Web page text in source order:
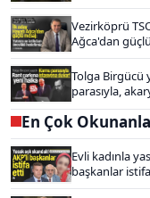
Vezirköprü
Ağca'dan
Tolga Birgücü
parasıyla,
En Çok
Evli kadınla
başkanlar